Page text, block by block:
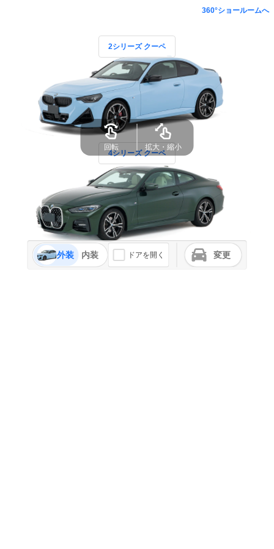
360°ショールームへ
2シリーズ クーペ
4シリーズ クーペ
外装 内装 ドアを開く 変更
回転 拡大・縮小